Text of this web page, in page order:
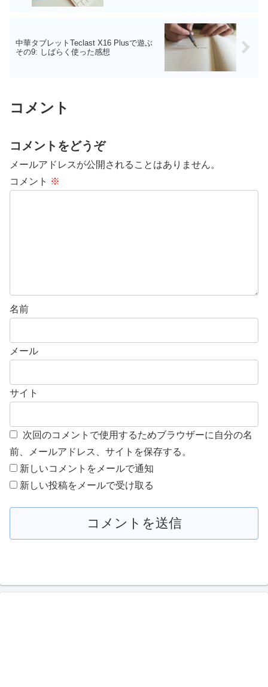
中華タブレットTeclast X16 Plusで遊ぶ
その9: しばらく使った感想
コメント
コメントをどうぞ
メールアドレスが公開されることはありません。
コメント ※
名前
メール
サイト
次回のコメントで使用するためブラウザーに自分の名
前、メールアドレス、サイトを保存する。
新しいコメントをメールで通知
新しい投稿をメールで受け取る